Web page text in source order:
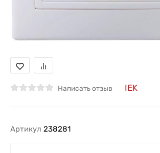
Написать отзыв IEK
Артикул 238281